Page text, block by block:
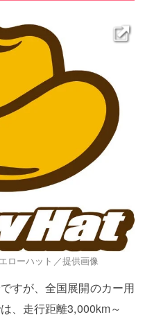
ローハット／提供画像
すが、全国展開のカー用
、走行距離3,000km～